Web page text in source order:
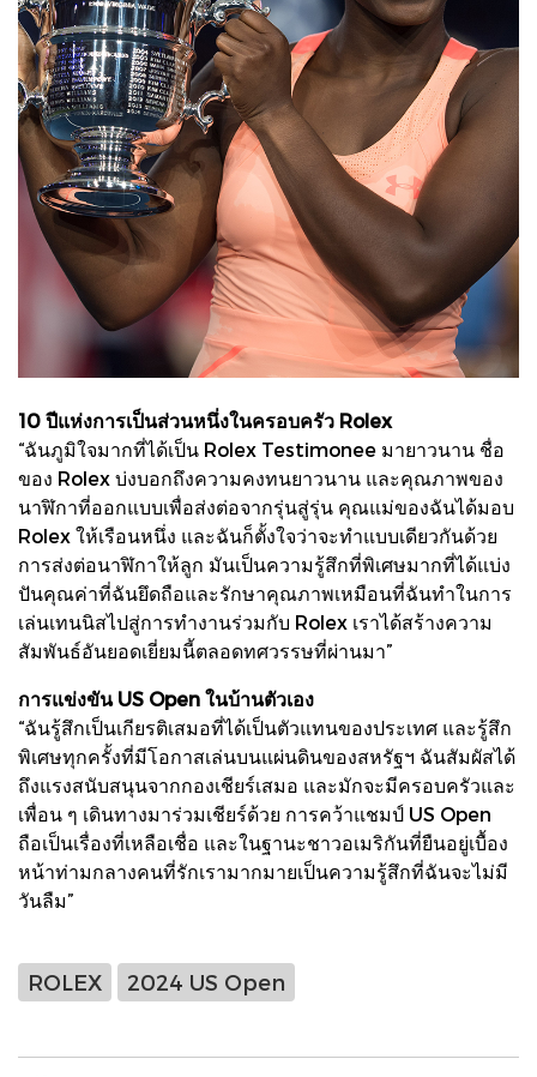
10 ปีแห่งการเป็นส่วนหนึ่งในครอบครัว Rolex
“ฉันภูมิใจมากที่ได้เป็น Rolex Testimonee มายาวนาน ชื่อ
ของ Rolex บ่งบอกถึงความคงทนยาวนาน และคุณภาพของ
นาฬิกาที่ออกแบบเพื่อส่งต่อจากรุ่นสู่รุ่น คุณแม่ของฉันได้มอบ
Rolex ให้เรือนหนึ่ง และฉันก็ตั้งใจว่าจะทำแบบเดียวกันด้วย
การส่งต่อนาฬิกาให้ลูก มันเป็นความรู้สึกที่พิเศษมากที่ได้แบ่ง
ปันคุณค่าที่ฉันยึดถือและรักษาคุณภาพเหมือนที่ฉันทำในการ
เล่นเทนนิสไปสู่การทำงานร่วมกับ Rolex เราได้สร้างความ
สัมพันธ์อันยอดเยี่ยมนี้ตลอดทศวรรษที่ผ่านมา”
การแข่งขัน US Open ในบ้านตัวเอง
“ฉันรู้สึกเป็นเกียรติเสมอที่ได้เป็นตัวแทนของประเทศ และรู้สึก
พิเศษทุกครั้งที่มีโอกาสเล่นบนแผ่นดินของสหรัฐฯ ฉันสัมผัสได้
ถึงแรงสนับสนุนจากกองเชียร์เสมอ และมักจะมีครอบครัวและ
เพื่อน ๆ เดินทางมาร่วมเชียร์ด้วย การคว้าแชมป์ US Open
ถือเป็นเรื่องที่เหลือเชื่อ และในฐานะชาวอเมริกันที่ยืนอยู่เบื้อง
หน้าท่ามกลางคนที่รักเรามากมายเป็นความรู้สึกที่ฉันจะไม่มี
วันลืม”
ROLEX 2024 US Open